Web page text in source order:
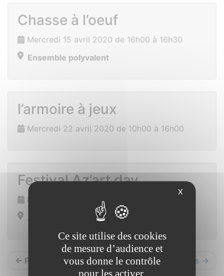
Chasse à l’oeuf
Mercredi 15 avril 2020 de 16h00 à 16h30
Ensemble polyvalent
l’armoire à jeux
Mercredi 22 avril 2020 de 10h00 à 16h00
Festival Az’art day
Du 1er au 2 mai 2020
← Précédents Suivants →
X
Ce site utilise des cookies
de mesure d’audience et
vous donne le contrôle
pour les activer.